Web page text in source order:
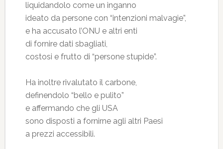
liquidandolo come un inganno
ideato da persone con “intenzioni malvagie”,
e ha accusato l’ONU e altri enti
di fornire dati sbagliati,
costosi e frutto di “persone stupide”.
Ha inoltre rivalutato il carbone,
definendolo “bello e pulito”
e affermando che gli USA
sono disposti a fornirne agli altri Paesi
a prezzi accessibili.